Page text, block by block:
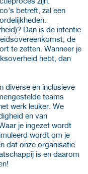
betreft, zal een
Dan is de intentie
de
te zetten. Wanneer je
hebt, dan
diverse en inclusieve
teams
werk leuker. We
en van
je ingezet wordt
wordt om je
dat onze organisatie
is en daarom